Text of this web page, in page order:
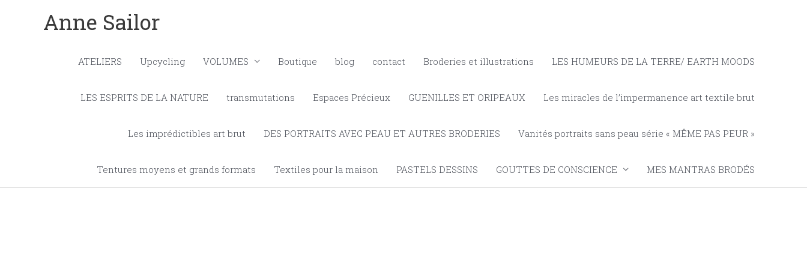
Anne Sailor
ATELIERS Upcycling VOLUMES Boutique blog contact Broderies et illustrations LES HUMEURS DE LA TERRE/ EARTH MOODS
LES ESPRITS DE LA NATURE transmutations Espaces Précieux GUENILLES ET ORIPEAUX Les miracles de l’impermanence art textile brut
Les imprédictibles art brut DES PORTRAITS AVEC PEAU ET AUTRES BRODERIES Vanités portraits sans peau série « MÊME PAS PEUR »
Tentures moyens et grands formats Textiles pour la maison PASTELS DESSINS GOUTTES DE CONSCIENCE MES MANTRAS BRODÉS